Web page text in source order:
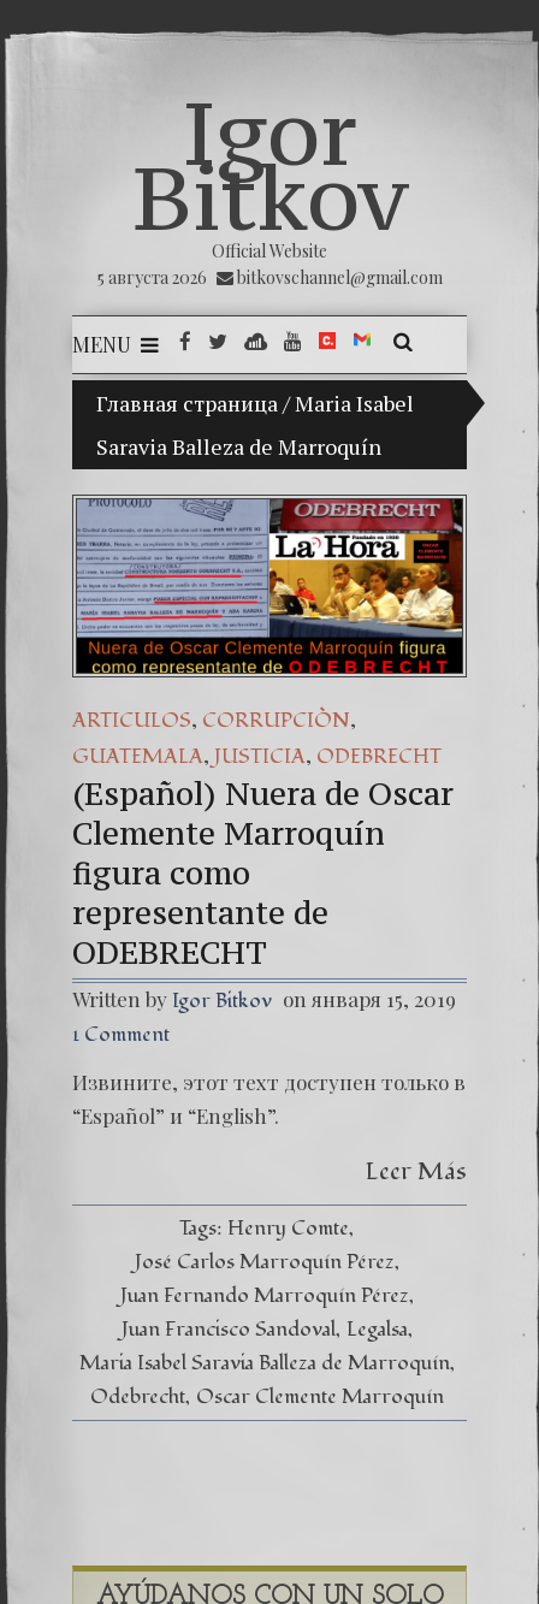
Igor
Bitkov
Official Website
5 августа 2026
bitkovschannel@gmail.com
MENU
Главная страница/Maria Isabel
Saravia Balleza de Marroquín
(Español) Mi hijo Vladimir Bitkov, una
Dr.
ARTICULOS, CORRUPCIÒN,
GUATEMALA, JUSTICIA, ODEBRECHT
(Español) Nuera de Oscar
Clemente Marroquín
figura como
representante de
ODEBRECHT
Written by Igor Bitkov on января 15, 2019
1 Comment
Извините, этот техт доступен только в
“Español” и “English”.
Leer Más
Tags: Henry Comte
José Carlos Marroquín Pérez
Juan Fernando Marroquín Pérez
Juan Francisco Sandoval Legalsa
Maria Isabel Saravia Balleza de Marroquín
Odebrecht Oscar Clemente Marroquín
AYÚDANOS CON UN SOLO